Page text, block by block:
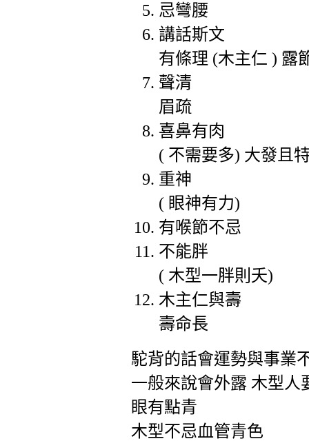
忌彎腰
講話斯文
有條理 (木主仁 ) 露
聲清
眉疏
喜鼻有肉
( 不需要多) 大發且
重神
( 眼神有力)
有喉節不忌
不能胖
( 木型一胖則夭)
木主仁與壽
壽命長
駝背的話會運勢與事業
一般來說會外露 木型人
眼有點青
木型不忌血管青色